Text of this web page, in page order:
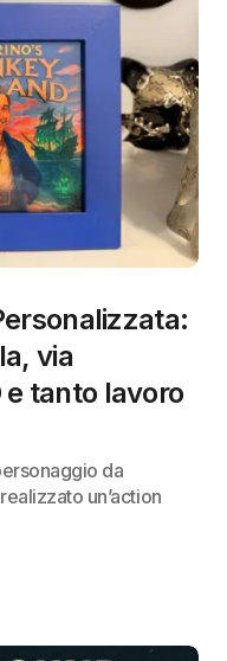
via
e tanto lavoro
da
un’action